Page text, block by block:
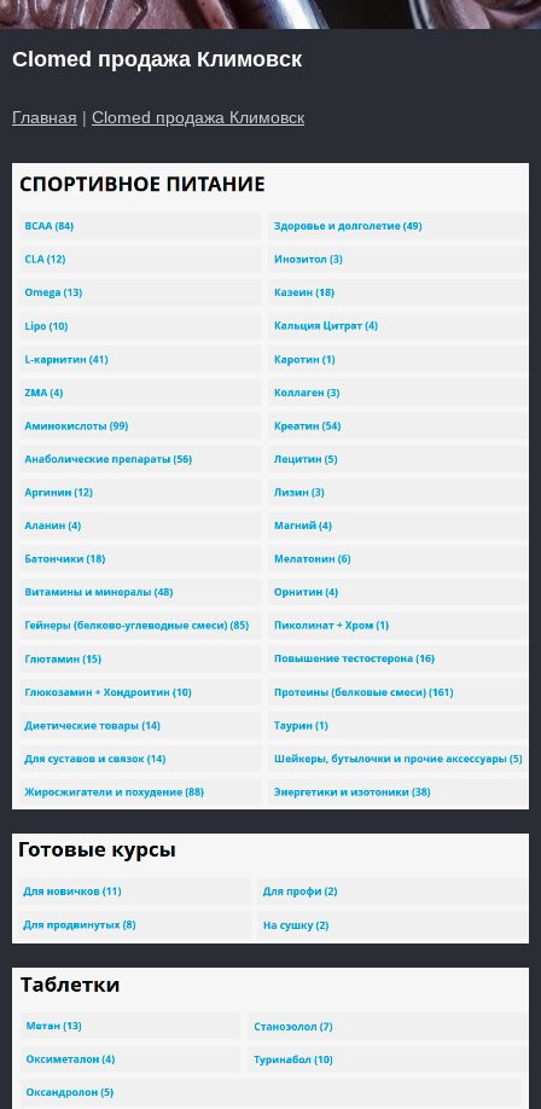
Clomed продажа Климовск
Главная | Clomed продажа Климовск